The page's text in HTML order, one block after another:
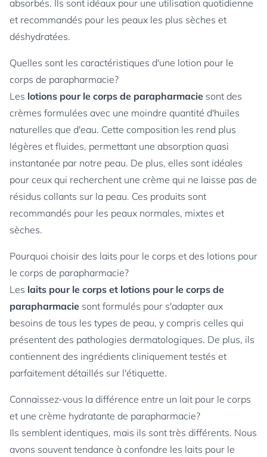
absorbés. Ils sont idéaux pour une utilisation quotidienne
et recommandés pour les peaux les plus sèches et
déshydratées.
Quelles sont les caractéristiques d'une lotion pour le
corps de parapharmacie?
Les lotions pour le corps de parapharmacie sont des
crèmes formulées avec une moindre quantité d'huiles
naturelles que d'eau. Cette composition les rend plus
légères et fluides, permettant une absorption quasi
instantanée par notre peau. De plus, elles sont idéales
pour ceux qui recherchent une crème qui ne laisse pas de
résidus collants sur la peau. Ces produits sont
recommandés pour les peaux normales, mixtes et
sèches.
Pourquoi choisir des laits pour le corps et des lotions pour
le corps de parapharmacie?
Les laits pour le corps et lotions pour le corps de
parapharmacie sont formulés pour s'adapter aux
besoins de tous les types de peau, y compris celles qui
présentent des pathologies dermatologiques. De plus, ils
contiennent des ingrédients cliniquement testés et
parfaitement détaillés sur l'étiquette.
Connaissez-vous la différence entre un lait pour le corps
et une crème hydratante de parapharmacie?
Ils semblent identiques, mais ils sont très différents. Nous
avons souvent tendance à confondre les laits pour le